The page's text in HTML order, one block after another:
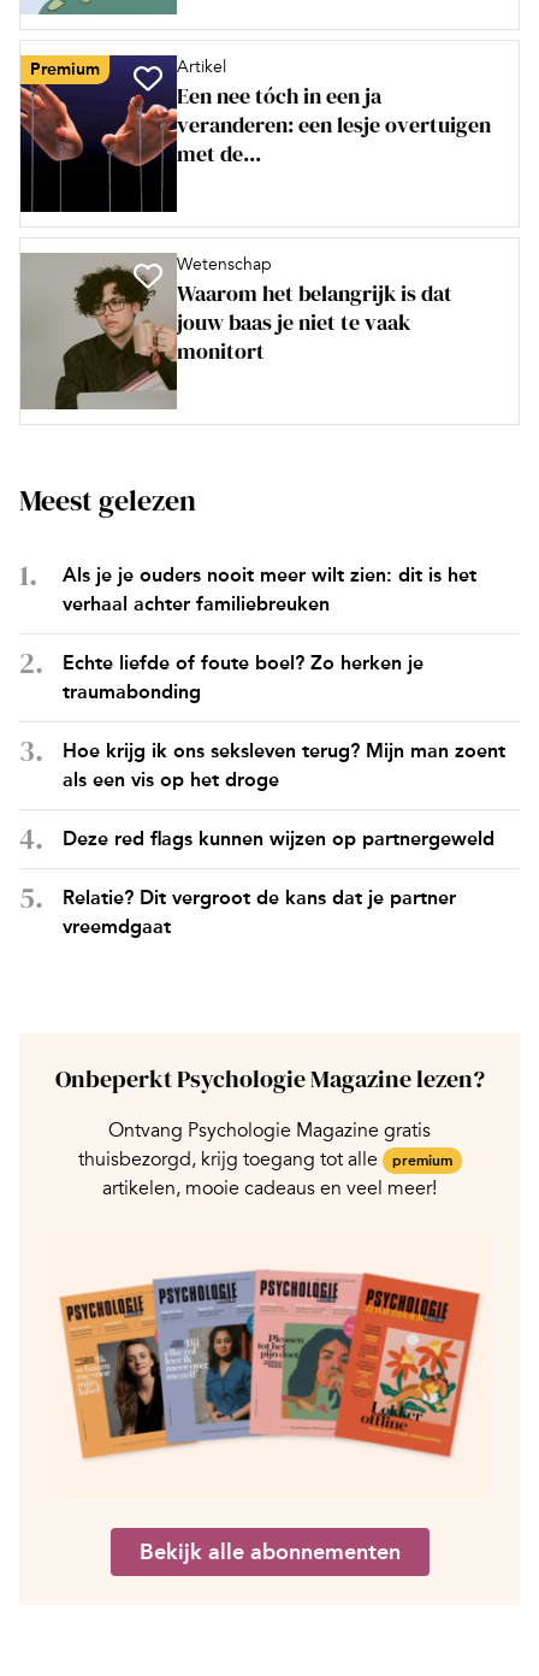
Premium Artikel
Een nee tóch in een ja
veranderen: een lesje overtuigen
met de...
Wetenschap
Waarom het belangrijk is dat
jouw baas je niet te vaak
monitort
Meest gelezen
Als je je ouders nooit meer wilt zien: dit is het
verhaal achter familiebreuken
Echte liefde of foute boel? Zo herken je
traumabonding
Hoe krijg ik ons seksleven terug? Mijn man zoent
als een vis op het droge
Deze red flags kunnen wijzen op partnergeweld
Relatie? Dit vergroot de kans dat je partner
vreemdgaat
Onbeperkt Psychologie Magazine lezen?
Ontvang Psychologie Magazine gratis
thuisbezorgd, krijg toegang tot alle
premium
artikelen, mooie cadeaus en veel meer!
Bekijk alle abonnementen